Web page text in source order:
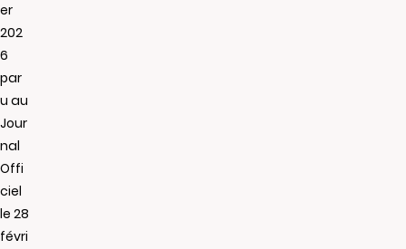
er
202
6
par
u au
Jour
nal
Offi
ciel
le 28
févri